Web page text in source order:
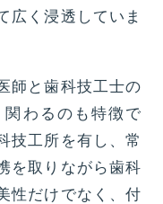
広く浸透していま
師と歯科技工士の
わるのも特徴で
技工所を有し、常
を取りながら歯科
性だけでなく、付